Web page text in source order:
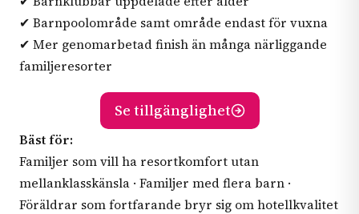
✔ Barnpoolområde samt område endast för vuxna
✔ Mer genomarbetad finish än många närliggande
familjeresorter
Se tillgänglighet
Bäst för:
Familjer som vill ha resortkomfort utan
mellanklasskänsla · Familjer med flera barn ·
Föräldrar som fortfarande bryr sig om hotellkvalitet